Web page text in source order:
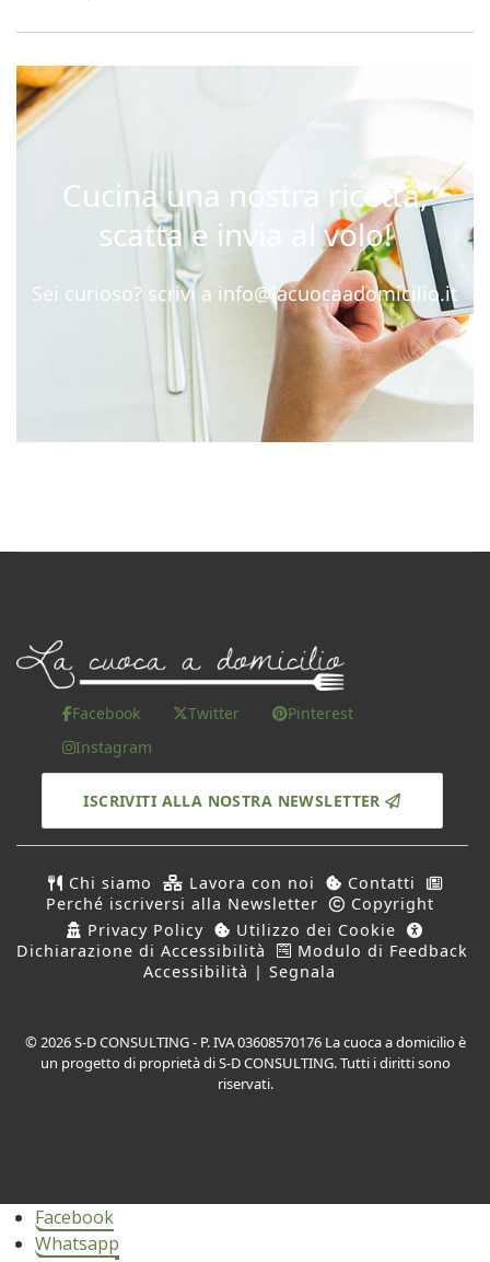
Cucina una nostra ricetta,
scatta e invia al volo!
Sei curioso? scrivi a info@lacuocaadomicilio.it
Facebook Twitter
Pinterest
Instagram
ISCRIVITI ALLA NOSTRA NEWSLETTER
Chi siamo Lavora con noi
Contatti
Perché iscriversi alla Newsletter
Copyright
Privacy Policy
Utilizzo dei Cookie
Dichiarazione di Accessibilità
Modulo di Feedback
Accessibilità | Segnala
© 2026 S-D CONSULTING - P. IVA 03608570176 La cuoca a domicilio è
un progetto di proprietà di S-D CONSULTING. Tutti i diritti sono
riservati.
Facebook
Whatsapp